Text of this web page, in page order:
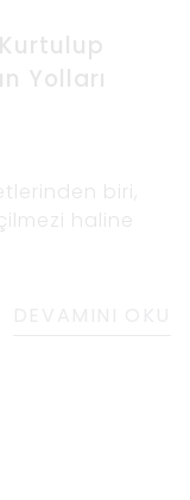
Yolları
biri,
haline